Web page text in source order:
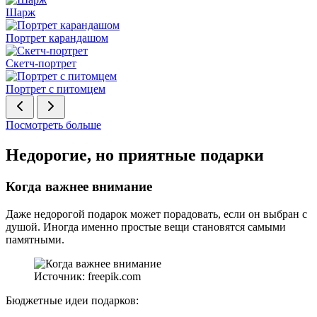
Шарж
Портрет карандашом
Скетч-портрет
Портрет с питомцем
Посмотреть больше
Недорогие, но приятные подарки
Когда важнее внимание
Даже недорогой подарок может порадовать, если он выбран с
душой. Иногда именно простые вещи становятся самыми
памятными.
Источник: freepik.com
Бюджетные идеи подарков: